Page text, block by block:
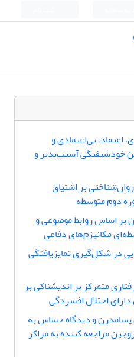
بی‌اعتمادی و
خودشیفتگی آسیب‌پذیر و
بر اشتیاق
دوم متوسطه
بر اساس روابط موضوعی و
مکانیزم‌های دفاعی
در شکل‌گیری تمایزیافتگی
متمرکز بر اندیشناکی بر
اختلال افسردگی
پسامدرن و دیدگاه حساس به
مراجعه کننده به مراکز